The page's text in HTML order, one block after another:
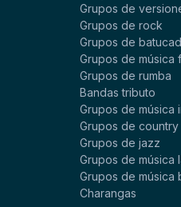
Grupos de
Grupos de rock
Grupos de
Grupos de música
Grupos de rumba
Bandas tributo
Grupos de música
Grupos de country
Grupos de jazz
Grupos de música
Grupos de música
Charangas